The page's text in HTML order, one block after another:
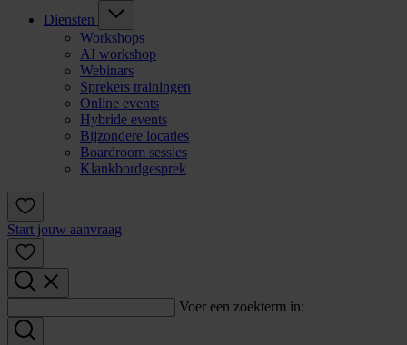
Diensten
Workshops
AI workshop
Webinars
Sprekers trainingen
Online events
Hybride events
Bijzondere locaties
Boardroom sessies
Klankbordgesprek
Start jouw aanvraag
Voer een zoekterm in: